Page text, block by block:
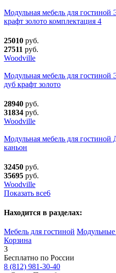
Модульная мебель для гостиной
крафт золото комплектация 4
25010 руб.
27511 руб.
Woodville
Модульная мебель для гостиной
дуб крафт золото
28940 руб.
31834 руб.
Woodville
Модульная мебель для гостиной
каньон
32450 руб.
35695 руб.
Woodville
Показать все6
Находится в разделах:
Мебель для гостиной Модульные
Корзина
3
Бесплатно по России
8 (812) 981-30-40